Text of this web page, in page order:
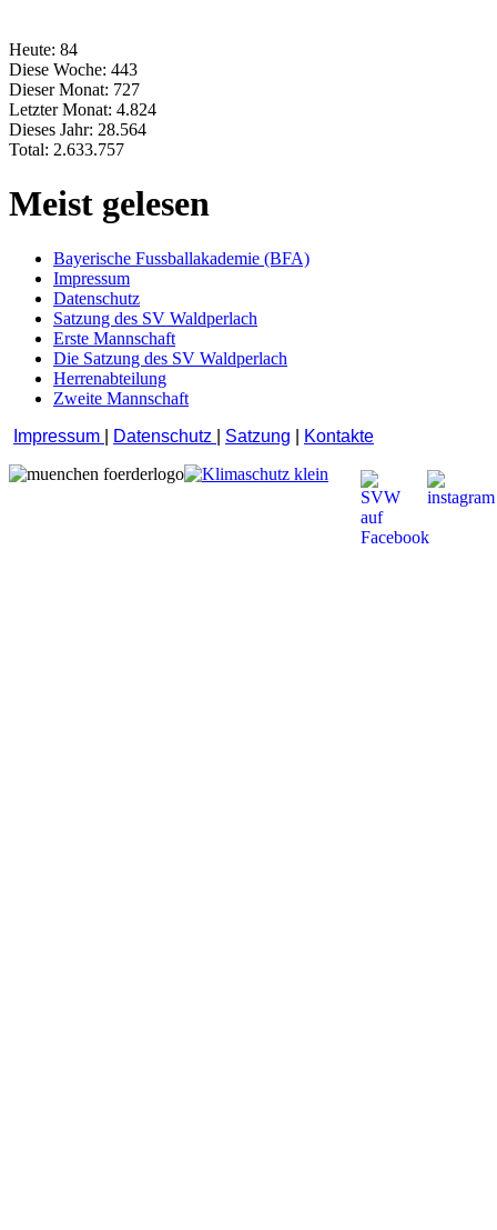
Heute: 84
Diese Woche: 443
Dieser Monat: 727
Letzter Monat: 4.824
Dieses Jahr: 28.564
Total: 2.633.757
Meist gelesen
Bayerische Fussballakademie (BFA)
Impressum
Datenschutz
Satzung des SV Waldperlach
Erste Mannschaft
Die Satzung des SV Waldperlach
Herrenabteilung
Zweite Mannschaft
Impressum
Datenschutz Satzung Kontakte